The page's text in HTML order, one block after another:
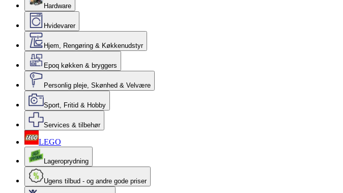
Hardware
Hvidevarer
Hjem, Rengøring & Køkkenudstyr
Epoq køkken & bryggers
Personlig pleje, Skønhed & Velvære
Sport, Fritid & Hobby
Services & tilbehør
LEGO
Lageroprydning
Ugens tilbud - og andre gode priser